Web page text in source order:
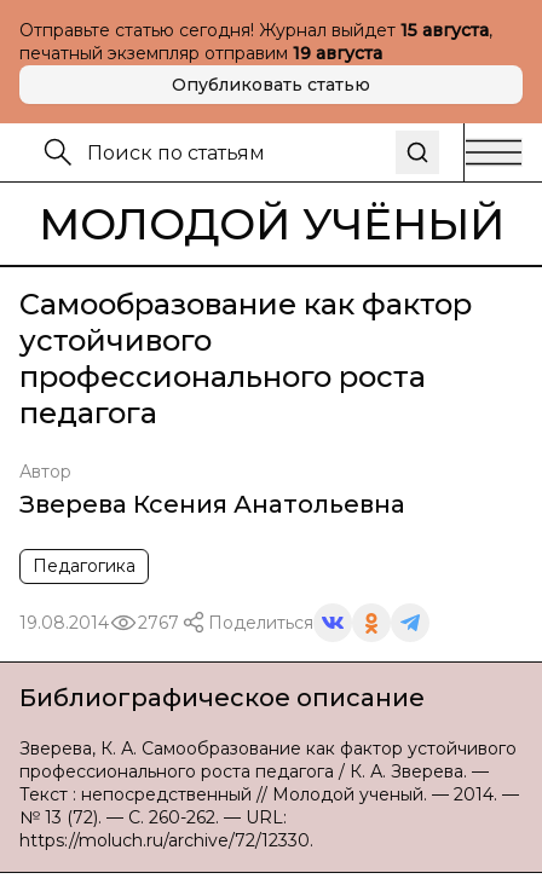
Отправьте статью сегодня! Журнал выйдет 15 августа,
печатный экземпляр отправим 19 августа
Опубликовать статью
МОЛОДОЙ УЧЁНЫЙ
Самообразование как фактор
устойчивого
профессионального роста
педагога
Автор
Зверева Ксения Анатольевна
Педагогика
19.08.2014 2767 Поделиться
Библиографическое описание
Зверева, К. А. Самообразование как фактор устойчивого
профессионального роста педагога / К. А. Зверева. —
Текст : непосредственный // Молодой ученый. — 2014. —
№ 13 (72). — С. 260-262. — URL:
https://moluch.ru/archive/72/12330.